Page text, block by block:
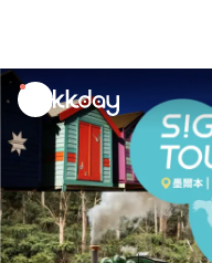
unread
notifications